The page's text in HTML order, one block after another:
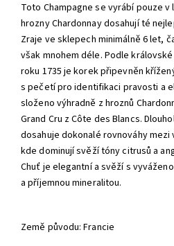
Toto Champagne se vyrábí pouze
hrozny Chardonnay dosahují té
Zraje ve sklepech minimálně 6 let,
však mnohem déle. Podle
roku 1735 je korek připevněn
s pečetí pro identifikaci pravosti a
složeno výhradně z hroznů
Grand Cru z Côte des Blancs.
dosahuje dokonalé rovnováhy mezi
kde dominují svěží tóny citrusů a
Chuť je elegantní a svěží s
a příjemnou mineralitou.
Země původu: Francie